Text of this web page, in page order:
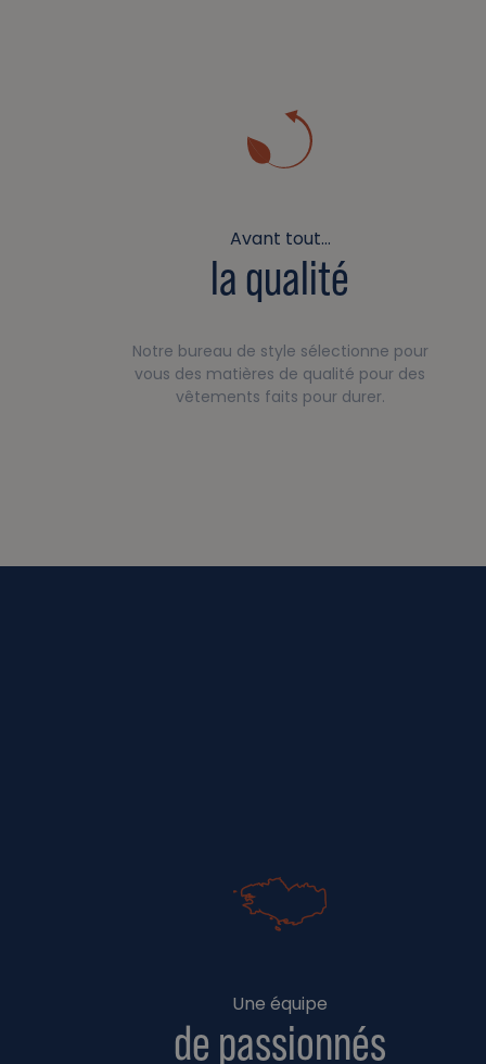
Avant tout…
la qualité
Notre bureau de style sélectionne pour
vous des matières de qualité pour des
vêtements faits pour durer.
Une équipe
de passionnés